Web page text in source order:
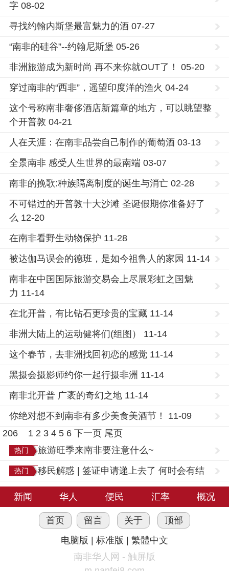
字 08-02
寻找约翰内斯堡最富魅力的酒 07-27
“南非的硅谷”--约翰尼斯堡 05-26
非洲旅游成为新时尚 再不来你就OUT了！ 05-20
穿过南非的“西非”，遥望印度洋的渔火 04-24
这个号称南非奢侈酒店新篇章的地方，可以眺望整
个开普敦 04-21
人在天涯：在南非品尝自己制作的葡萄酒 03-13
全景南非 感受人生世界的最南端 03-07
南非的挽歌:种族隔离制度的诞生与消亡 02-28
不可错过的开普敦十大沙滩 圣诞假期你准备好了
么 12-20
在南非看野生动物保护 11-28
被达伽马误会的德班，是如今祖鲁人的家园 11-14
南非在中国国际旅游交易会上尽展彩虹之国魅
力 11-14
在北开普，有比钻石更珍贵的宝藏 11-14
非洲大陆上的运动健将们(组图） 11-14
这个春节，去非洲找回初恋的感觉 11-14
黑摄会摄影师约你一起行摄非洲 11-14
南非北开普 广袤的奇幻之地 11-14
你绝对想不到南非有多少美食美酒节！ 11-09
206
1 2 3 4 5 6 下一页 尾页
热门 旅游旺季来南非要注意什么~
热门
移民解惑 | 签证申请递上去了 何时会有结
果？
新闻
华人 便民 汇率 概况
首页 留言 关于
顶部
电脑版
标准版
繁體中文
南非华人网 - 触屏版